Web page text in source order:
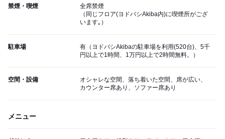
禁煙・喫煙
全席禁煙
（同じフロア(ヨドバシAkiba内)に喫煙所がござ
います｡）
駐車場
有（ヨドバシAkibaの駐車場を利用(520台)、5千
円以上で1時間、1万円以上で2時間無料。）
空間・設備
オシャレな空間、落ち着いた空間、席が広い、
カウンター席あり、ソファー席あり
メニュー